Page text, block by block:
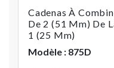
Cadenas À
De 2 (51 Mm) De
1 (25 Mm)
Modèle : 875D